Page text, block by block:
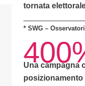
tornata
* SWG –
Una campagna